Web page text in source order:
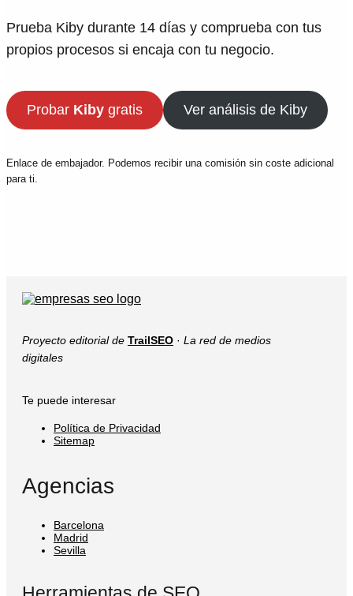
Prueba Kiby durante 14 días y comprueba con tus
propios procesos si encaja con tu negocio.
Probar Kibygratis Ver análisis de Kiby
Enlace de embajador. Podemos recibir una comisión sin coste adicional
para ti.
Proyecto editorial de TrailSEO · La red de medios
digitales
Te puede interesar
Política de Privacidad
Sitemap
Agencias
Barcelona
Madrid
Sevilla